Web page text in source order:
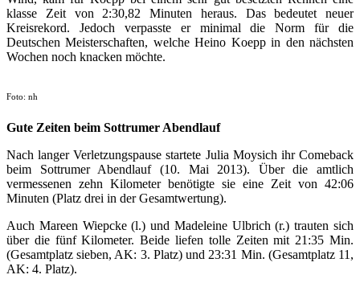
klasse Zeit von 2:30,82 Minuten heraus. Das bedeutet neuer
Kreisrekord. Jedoch verpasste er minimal die Norm für die
Deutschen Meisterschaften, welche Heino Koepp in den nächsten
Wochen noch knacken möchte.
Foto: nh
Gute Zeiten beim Sottrumer Abendlauf
Nach langer Verletzungspause startete Julia Moysich ihr Comeback
beim Sottrumer Abendlauf (10. Mai 2013). Über die amtlich
vermessenen zehn Kilometer benötigte sie eine Zeit von 42:06
Minuten (Platz drei in der Gesamtwertung).
Auch Mareen Wiepcke (l.) und Madeleine Ulbrich (r.) trauten sich
über die fünf Kilometer. Beide liefen tolle Zeiten mit 21:35 Min.
(Gesamtplatz sieben, AK: 3. Platz) und 23:31 Min. (Gesamtplatz 11,
AK: 4. Platz).